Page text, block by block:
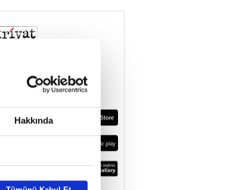
Hakkında